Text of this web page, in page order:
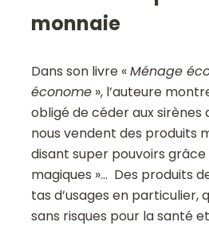
monnaie
Dans son livre «Ménage
économe », l’auteure
obligé de céder aux sirènes
nous vendent des produits
disant super pouvoirs grâce
magiques »… Des produits
tas d’usages en particulier,
sans risques pour la santé